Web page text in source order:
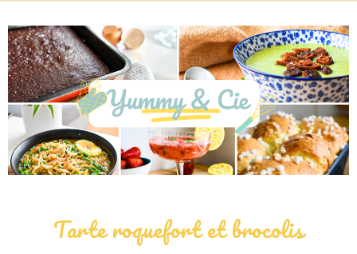
Tarte roquefort et brocolis